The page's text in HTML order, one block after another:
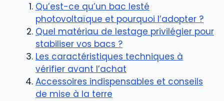
Qu’est-ce qu’un bac lesté
photovoltaïque et pourquoi l’adopter ?
Quel matériau de lestage privilégier pour
stabiliser vos bacs ?
Les caractéristiques techniques à
vérifier avant l’achat
Accessoires indispensables et conseils
de mise à la terre